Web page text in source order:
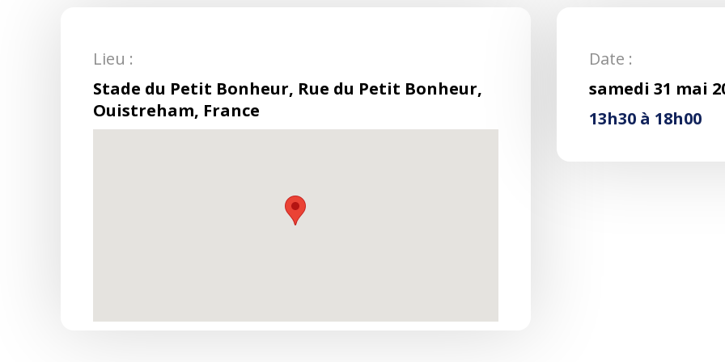
Lieu :
Stade du Petit Bonheur, Rue du Petit Bonheur,
Ouistreham, France
Date :
samedi 31 mai
13h30 à 18h00